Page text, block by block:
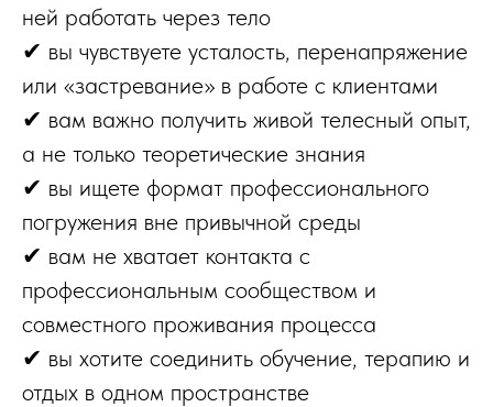
ней работать через тело
✔ вы чувствуете усталость, перенапряжение
или «застревание» в работе с клиентами
✔ вам важно получить живой телесный опыт,
а не только теоретические знания
✔ вы ищете формат профессионального
погружения вне привычной среды
✔ вам не хватает контакта с
профессиональным сообществом и
совместного проживания процесса
✔ вы хотите соединить обучение, терапию и
отдых в одном пространстве